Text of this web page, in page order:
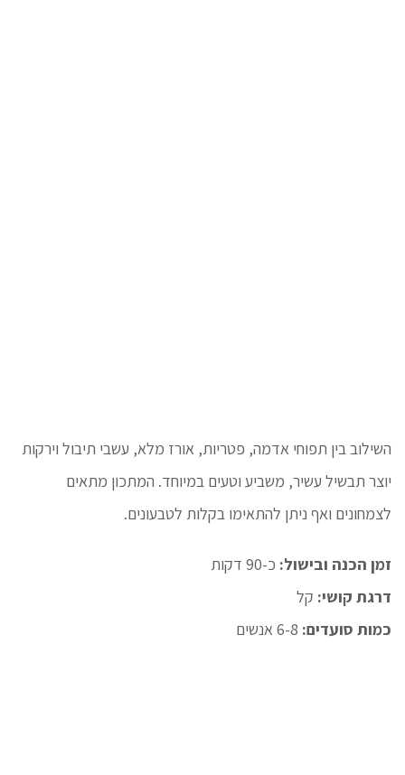
השילוב בין תפוחי אדמה, פטריות, אורז מלא, עשבי תיבול וירקות
יוצר תבשיל עשיר, משביע וטעים במיוחד. המתכון מתאים
לצמחונים ואף ניתן להתאימו בקלות לטבעונים.
זמן הכנה ובישול: כ-90 דקות
דרגת קושי: קל
כמות סועדים: